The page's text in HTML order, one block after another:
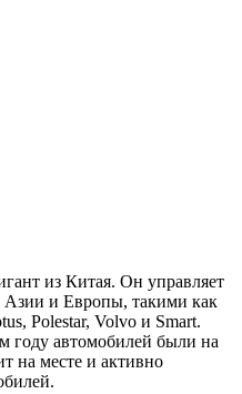
из Китая. Он управляет
Азии и Европы, такими как
Polestar, Volvo и Smart.
году автомобилей были на
на месте и активно